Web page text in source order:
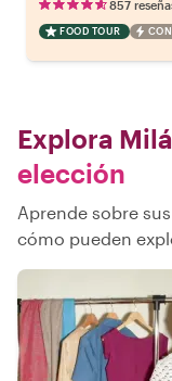
857
FOOD TOUR
Explora
elección
Aprende sobre
cómo pueden